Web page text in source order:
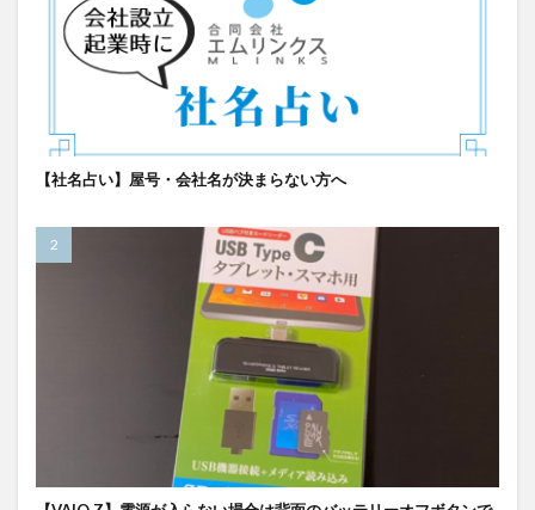
【社名占い】屋号・会社名が決まらない方へ